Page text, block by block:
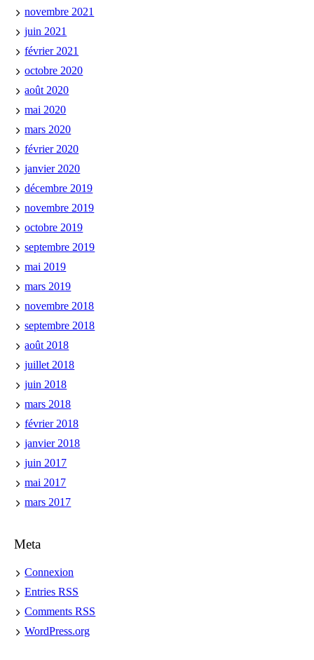
novembre 2021
juin 2021
février 2021
octobre 2020
août 2020
mai 2020
mars 2020
février 2020
janvier 2020
décembre 2019
novembre 2019
octobre 2019
septembre 2019
mai 2019
mars 2019
novembre 2018
septembre 2018
août 2018
juillet 2018
juin 2018
mars 2018
février 2018
janvier 2018
juin 2017
mai 2017
mars 2017
Meta
Connexion
EntriesRSS
CommentsRSS
WordPress.org